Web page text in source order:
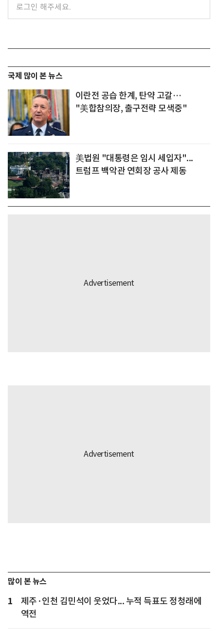
국제 많이 본 뉴스
이란전 공습 한계, 탄약 고갈…
"美합참의장, 출구전략 모색중"
美법원 "대통령은 임시 세입자"...
트럼프 백악관 연회장 공사 제동
많이 본 뉴스
1
제주·인천 김민석이 웃었다... 누적 득표도 정청래에
역전